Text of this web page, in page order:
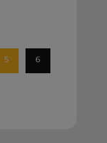
5 6